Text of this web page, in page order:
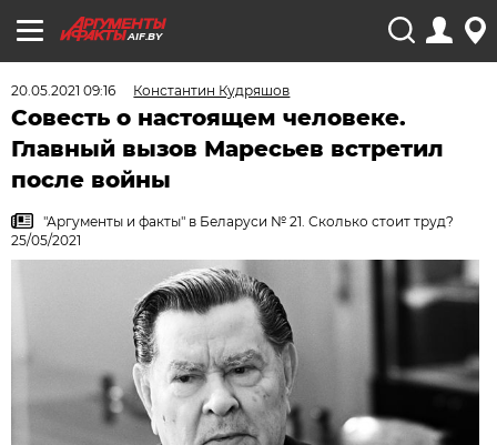
AIF.BY
20.05.2021 09:16 Константин Кудряшов
Совесть о настоящем человеке.
Главный вызов Маресьев встретил
после войны
"Аргументы и факты" в Беларуси № 21. Сколько стоит труд?
25/05/2021